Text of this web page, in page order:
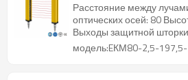
DADISICK
Расстояние между
оптических осей: 80
Выходы защитной шторки
модель:EКМ80-2,5-